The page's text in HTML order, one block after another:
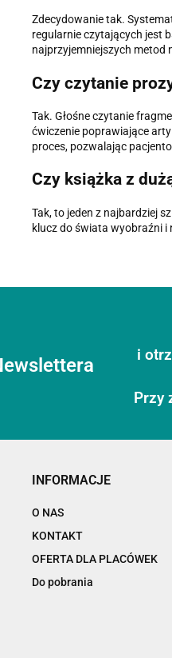
Zdecydowanie tak.
regularnie czytających jest
najprzyjemniejszych metod
Czy czytanie
Tak. Głośne czytanie
ćwiczenie poprawiające
proces, pozwalając
Czy książka z
Tak, to jeden z najbardziej
klucz do świata wyobraźni i
i
Przy
INFORMACJE
O NAS
KONTAKT
OFERTA DLA PLACÓWEK
Do pobrania